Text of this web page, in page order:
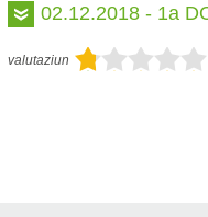
02.12.2018 - 1a
valutaziun